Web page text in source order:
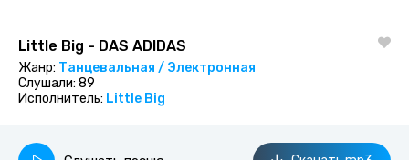
Little Big - DAS ADIDAS
Жанр: Танцевальная / Электронная
Слушали: 89
Исполнитель: Little Big